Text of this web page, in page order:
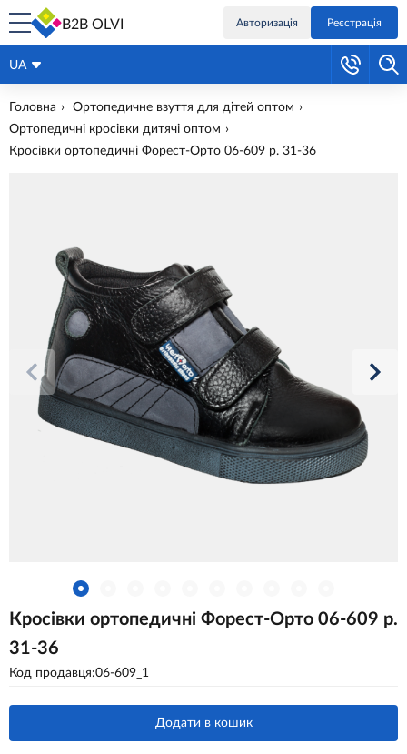
B2B OLVI Авторизація Реєстрація
UA
Головна
Ортопедичне взуття для дітей оптом
Ортопедичні кросівки дитячі оптом
Кросівки ортопедичні Форест-Орто 06-609 р. 31-36
Кросівки ортопедичні Форест-Орто 06-609 р.
31-36
Код продавця:06-609_1
Додати в кошик